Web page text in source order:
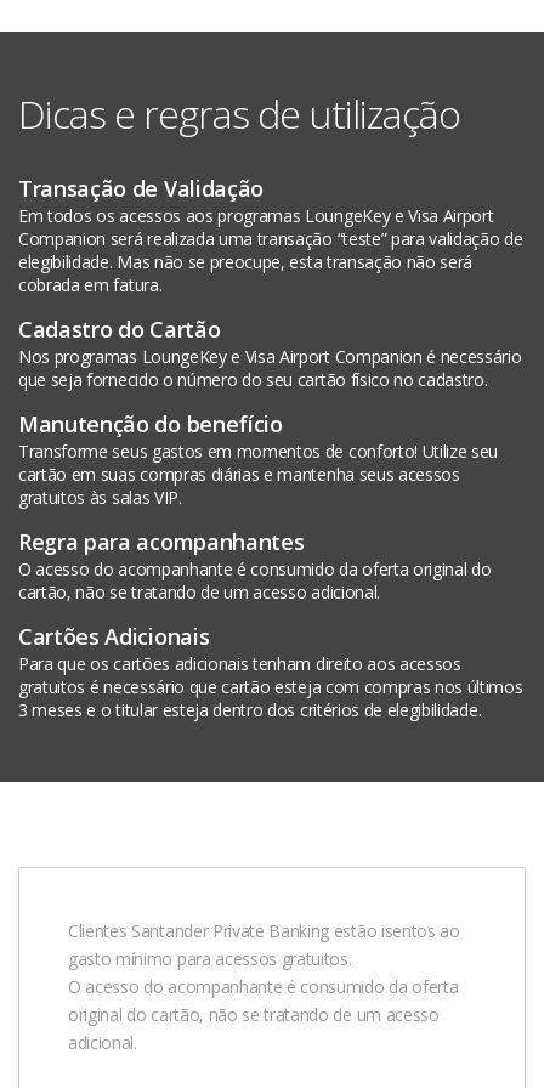
app.
Dicas e regras de utilização
Transação de Validação
Em todos os acessos aos programas LoungeKey e Visa Airport
Companion será realizada uma transação “teste” para validação de
elegibilidade. Mas não se preocupe, esta transação não será
cobrada em fatura.
Cadastro do Cartão
Nos programas LoungeKey e Visa Airport Companion é necessário
que seja fornecido o número do seu cartão físico no cadastro.
Manutenção do benefício
Transforme seus gastos em momentos de conforto! Utilize seu
cartão em suas compras diárias e mantenha seus acessos
gratuitos às salas VIP.
Regra para acompanhantes
O acesso do acompanhante é consumido da oferta original do
cartão, não se tratando de um acesso adicional.
Cartões Adicionais
Para que os cartões adicionais tenham direito aos acessos
gratuitos é necessário que cartão esteja com compras nos últimos
3 meses e o titular esteja dentro dos critérios de elegibilidade.
Clientes Santander Private Banking estão isentos ao
gasto mínimo para acessos gratuitos.
O acesso do acompanhante é consumido da oferta
original do cartão, não se tratando de um acesso
adicional.